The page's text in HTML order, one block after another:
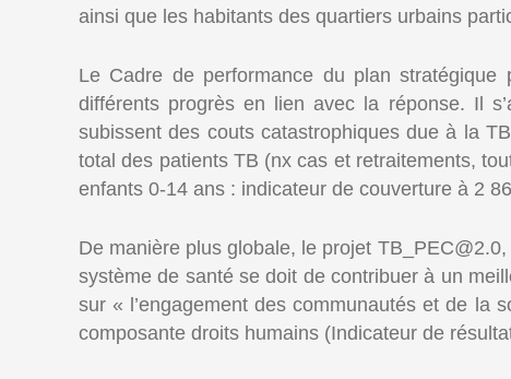
ainsi que les habitants des quartiers urbains
Le Cadre de performance du plan
différents progrès en lien avec la réponse. Il
subissent des couts catastrophiques due à la
total des patients TB (nx cas et retraitements,
enfants 0-14 ans : indicateur de couverture à 2
De manière plus globale, le projet
système de santé se doit de contribuer à un
sur « l’engagement des communautés et de la
composante droits humains (Indicateur de